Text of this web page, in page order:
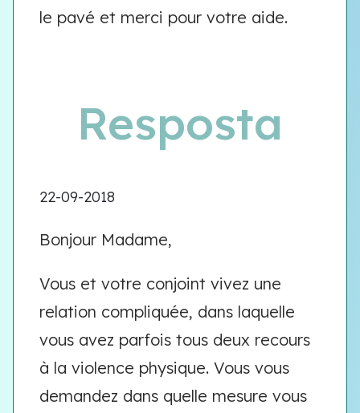
le pavé et merci pour votre aide.
Resposta
22-09-2018
Bonjour Madame,
Vous et votre conjoint vivez une
relation compliquée, dans laquelle
vous avez parfois tous deux recours
à la violence physique. Vous vous
demandez dans quelle mesure vous